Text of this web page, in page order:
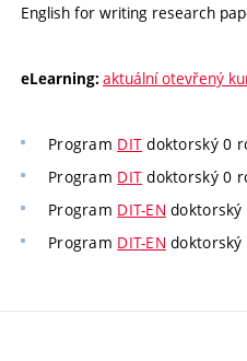
English for writing research
eLearning: aktuální otevřený
Program DIT doktorský 0
Program DIT doktorský 0
Program DIT-EN doktorský
Program DIT-EN doktorský